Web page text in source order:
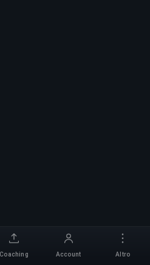
Coaching Account Altro